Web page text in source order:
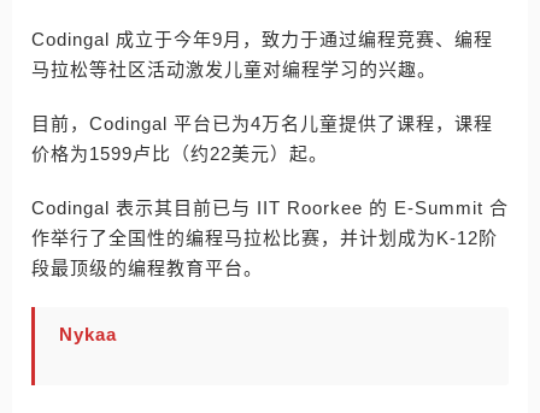
Codingal 成立于今年9月，致力于通过编程竞赛、编程
马拉松等社区活动激发儿童对编程学习的兴趣。
目前，Codingal 平台已为4万名儿童提供了课程，课程
价格为1599卢比（约22美元）起。
Codingal 表示其目前已与 IIT Roorkee 的 E-Summit 合
作举行了全国性的编程马拉松比赛，并计划成为K-12阶
段最顶级的编程教育平台。
Nykaa